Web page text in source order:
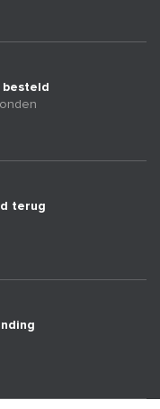
besteld
terug